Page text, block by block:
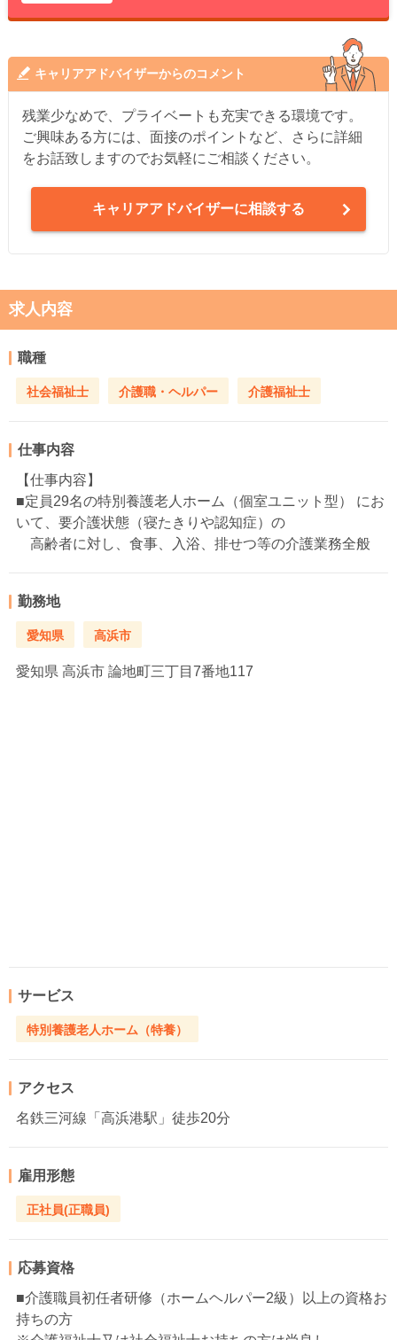
キャリアアドバイザーからのコメント
残業少なめで、プライベートも充実できる環境です。
ご興味ある方には、面接のポイントなど、さらに詳細
をお話致しますのでお気軽にご相談ください。
キャリアアドバイザーに相談する
求人内容
職種
社会福祉士 介護職・ヘルパー 介護福祉士
仕事内容
【仕事内容】
■定員29名の特別養護老人ホーム（個室ユニット型） にお
いて、要介護状態（寝たきりや認知症）の
高齢者に対し、食事、入浴、排せつ等の介護業務全般
勤務地
愛知県 高浜市
愛知県 高浜市 論地町三丁目7番地117
サービス
特別養護老人ホーム（特養）
アクセス
名鉄三河線「高浜港駅」徒歩20分
雇用形態
正社員(正職員)
応募資格
■介護職員初任者研修（ホームヘルパー2級）以上の資格お
持ちの方